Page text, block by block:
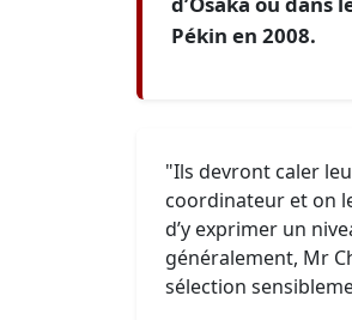
Pékin en 2008.
"Ils devront caler
coordinateur et on
d’y exprimer un
généralement, Mr
sélection